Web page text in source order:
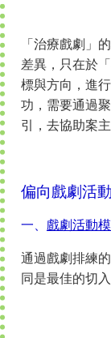
「治療戲劇」
差異，只在於
標與方向，進
功，需要通過
引，去協助案
偏向戲劇活
一、 戲劇活動
通過戲劇排練
同是最佳的切